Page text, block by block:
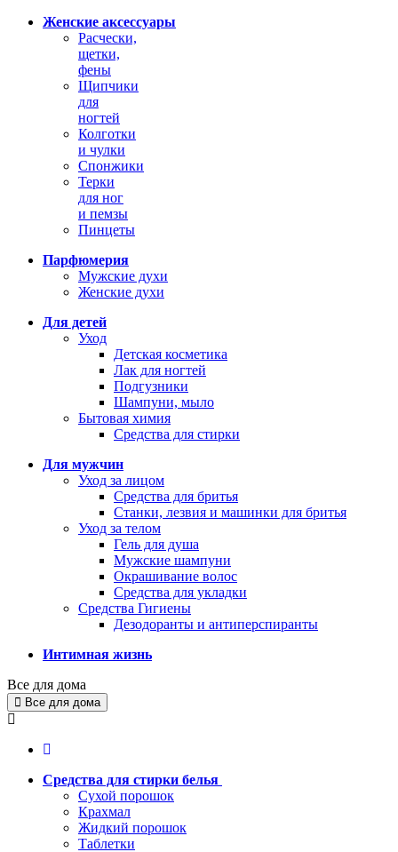
Женские аксессуары
Расчески,
щетки,
фены
Щипчики
для
ногтей
Колготки
и чулки
Спонжики
Терки
для ног
и пемзы
Пинцеты
Парфюмерия
Мужские духи
Женские духи
Для детей
Уход
Детская косметика
Лак для ногтей
Подгузники
Шампуни, мыло
Бытовая химия
Средства для стирки
Для мужчин
Уход за лицом
Средства для бритья
Станки, лезвия и машинки для бритья
Уход за телом
Гель для душа
Мужские шампуни
Окрашивание волос
Средства для укладки
Средства Гигиены
Дезодоранты и антиперспиранты
Интимная жизнь
Все для дома
Все для дома
Средства для стирки белья
Сухой порошок
Крахмал
Жидкий порошок
Таблетки